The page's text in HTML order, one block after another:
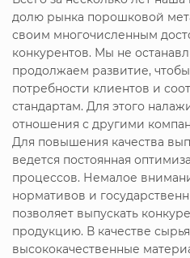
долю рынка порошковой
своим многочисленным
конкурентов. Мы не
продолжаем развитие,
потребности клиентов и
стандартам. Для этого
отношения с другими
Для повышения качества
ведется постоянная
процессов. Немалое
нормативов и
позволяет выпускать
продукцию. В качестве
высококачественные